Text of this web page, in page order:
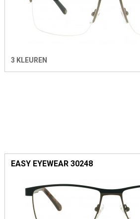
3 KLEUREN
EASY EYEWEAR 30248